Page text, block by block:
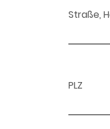
Straße,
PLZ